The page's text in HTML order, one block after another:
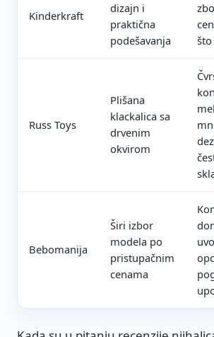
Kinderkraft
dizajn i
praktična
podešavanja
Russ Toys
Plišana
klackalica sa
drvenim
okvirom
Bebomanija
Širi izbor
modela po
pristupačnim
cenama